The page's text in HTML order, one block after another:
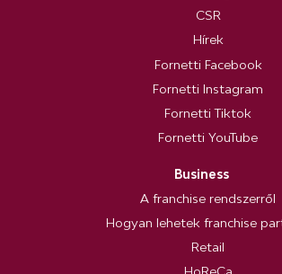
CSR
Hírek
Fornetti Facebook
Fornetti Instagram
Fornetti Tiktok
Fornetti YouTube
Business
A franchise rendszerről
Hogyan lehetek franchise
Retail